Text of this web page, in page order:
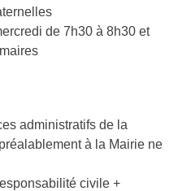
de 7h30 à 8h30 et
administratifs de la
à la Mairie ne
civile +